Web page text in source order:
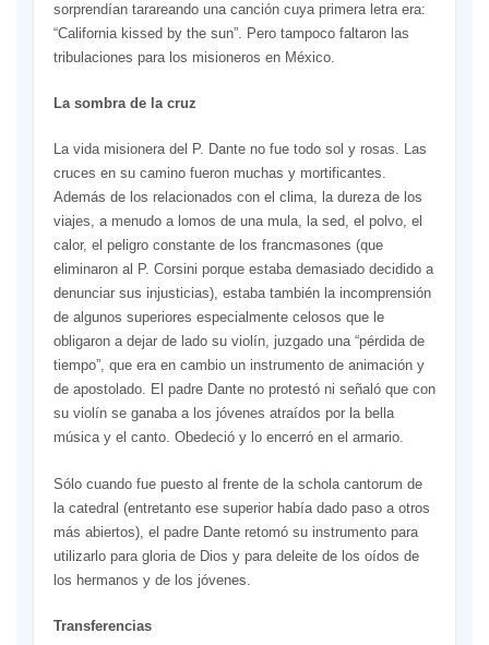
sorprendían tarareando una canción cuya primera letra era:
“California kissed by the sun”. Pero tampoco faltaron las
tribulaciones para los misioneros en México.
La sombra de la cruz
La vida misionera del P. Dante no fue todo sol y rosas. Las
cruces en su camino fueron muchas y mortificantes.
Además de los relacionados con el clima, la dureza de los
viajes, a menudo a lomos de una mula, la sed, el polvo, el
calor, el peligro constante de los francmasones (que
eliminaron al P. Corsini porque estaba demasiado decidido a
denunciar sus injusticias), estaba también la incomprensión
de algunos superiores especialmente celosos que le
obligaron a dejar de lado su violín, juzgado una “pérdida de
tiempo”, que era en cambio un instrumento de animación y
de apostolado. El padre Dante no protestó ni señaló que con
su violín se ganaba a los jóvenes atraídos por la bella
música y el canto. Obedeció y lo encerró en el armario.
Sólo cuando fue puesto al frente de la schola cantorum de
la catedral (entretanto ese superior había dado paso a otros
más abiertos), el padre Dante retomó su instrumento para
utilizarlo para gloria de Dios y para deleite de los oídos de
los hermanos y de los jóvenes.
Transferencias